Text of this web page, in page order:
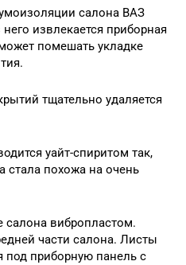
салона ВАЗ
извлекается приборная
помешать укладке
тщательно удаляется
уайт-спиритом так,
стала похожа на очень
вибропластом.
части салона. Листы
под приборную панель с